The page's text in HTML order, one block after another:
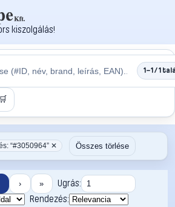
kiszolgálás!
1–1 / 1
🛒
“#3050964” ✕ Összes törlése
› »
Ugrás:
Rendezés: